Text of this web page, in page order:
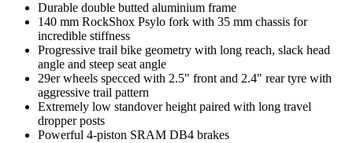
Durable double butted aluminium frame
140 mm RockShox Psylo fork with 35 mm chassis for
incredible stiffness
Progressive trail bike geometry with long reach, slack head
angle and steep seat angle
29er wheels specced with 2.5" front and 2.4" rear tyre with
aggressive trail pattern
Extremely low standover height paired with long travel
dropper posts
Powerful 4-piston SRAM DB4 brakes